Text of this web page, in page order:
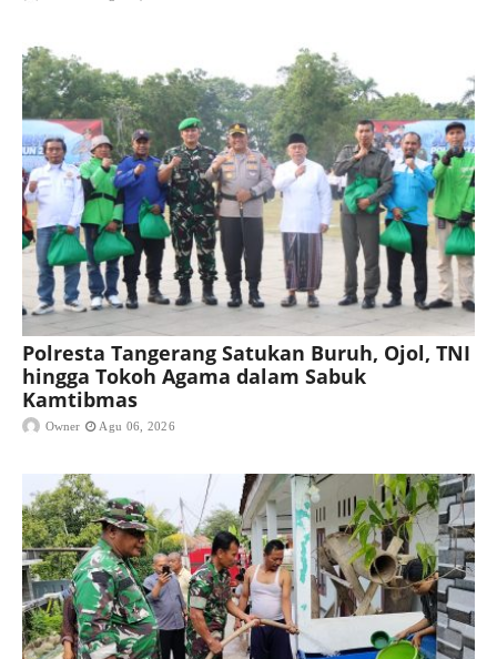
Polresta Tangerang Satukan Buruh, Ojol, TNI
hingga Tokoh Agama dalam Sabuk
Kamtibmas
Owner Agu 06, 2026